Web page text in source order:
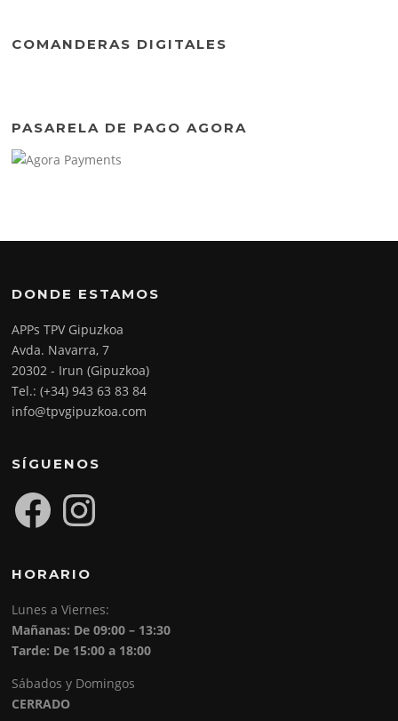
COMANDERAS DIGITALES
PASARELA DE PAGO AGORA
DONDE ESTAMOS
APPs TPV Gipuzkoa
Avda. Navarra, 7
20302 - Irun (Gipuzkoa)
Tel.: (+34) 943 63 83 84
info@tpvgipuzkoa.com
SÍGUENOS
FacebookInstagram
HORARIO
Lunes a Viernes:
Mañanas: De 09:00 – 13:30
Tarde: De 15:00 a 18:00
Sábados y Domingos
CERRADO